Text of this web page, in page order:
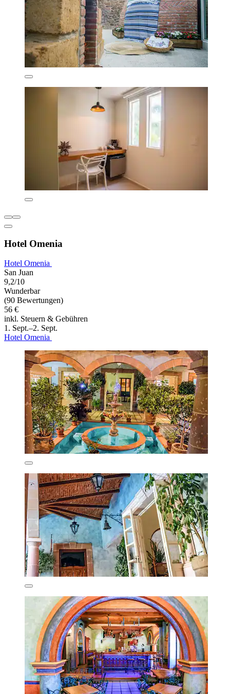
Hotel Omenia
Hotel Omenia
San Juan
9,2/10
Wunderbar
(90 Bewertungen)
56 €
inkl. Steuern & Gebühren
1. Sept.–2. Sept.
Hotel Omenia